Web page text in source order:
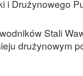
i Drużynowego
Stali
drużynowym